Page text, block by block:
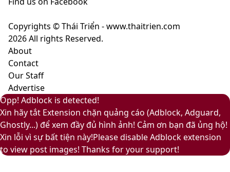
của
nhã
nhặn
và
ấm
áp
Copyrights © Thái Triển - www.thaitrien.com
2026 All rights Reserved.
About
Contact
Our Staff
Advertise
Facebook
X
LinkedIn
YouTube
Google
Play
Back
to
top
button
Close
Opp! Adblock is detected!
Xin hãy tắt Extension chặn quảng cáo (Adblock, Adguard,
Ghostly...) để xem đầy đủ hình ảnh! Cảm ơn bạn đã ủng hộ!
Xin lỗi vì sự bất tiện này!Please disable Adblock extension
to view post images! Thanks for your support!